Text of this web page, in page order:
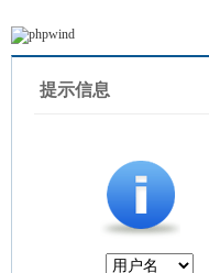
提示信息